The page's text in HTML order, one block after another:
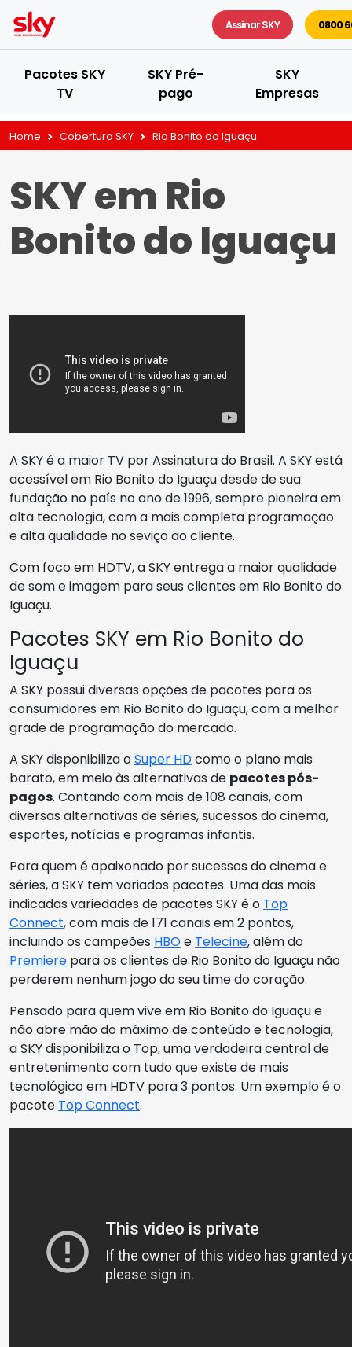
Assinar SKY 0800
Pacotes SKY
TV
SKY Pré-
pago
SKY
Empresas
Home Cobertura SKY Rio Bonito do Iguaçu
SKY em Rio
Bonito do Iguaçu
A SKY é a maior TV por Assinatura do Brasil. A SKY está
acessível em Rio Bonito do Iguaçu desde de sua
fundação no país no ano de 1996, sempre pioneira em
alta tecnologia, com a mais completa programação
e alta qualidade no seviço ao cliente.
Com foco em HDTV, a SKY entrega a maior qualidade
de som e imagem para seus clientes em Rio Bonito do
Iguaçu.
Pacotes SKY em Rio Bonito do
Iguaçu
A SKY possui diversas opções de pacotes para os
consumidores em Rio Bonito do Iguaçu, com a melhor
grade de programação do mercado.
A SKY disponibiliza oSuper HDcomo o plano mais
barato, em meio às alternativas de pacotes pós-
pagos. Contando com mais de 108 canais, com
diversas alternativas de séries, sucessos do cinema,
esportes, notícias e programas infantis.
Para quem é apaixonado por sucessos do cinema e
séries, a SKY tem variados pacotes. Uma das mais
indicadas variedades de pacotes SKY é o Top
Connect, com mais de 171 canais em 2 pontos,
incluindo os campeões HBOe Telecine, além do
Premiere para os clientes de Rio Bonito do Iguaçu não
perderem nenhum jogo do seu time do coração.
Pensado para quem vive em Rio Bonito do Iguaçu e
não abre mão do máximo de conteúdo e tecnologia,
a SKY disponibiliza o Top, uma verdadeira central de
entretenimento com tudo que existe de mais
tecnológico em HDTV para 3 pontos. Um exemplo é o
pacote Top Connect.